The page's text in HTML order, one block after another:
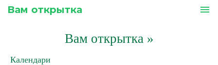
Вам открытка menu
Вам открытка»
Календари